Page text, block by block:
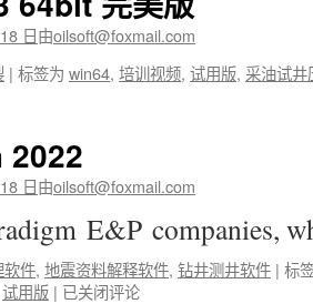
日由oilsoft@foxmail.com
| 标签为 win64, 培训视频, 试用版, 采油试井
2022
日由oilsoft@foxmail.com
E&P companies,
软件, 地震资料解释软件, 钻井测井软件 | 标
试用版 | Paradigm
已关闭评论